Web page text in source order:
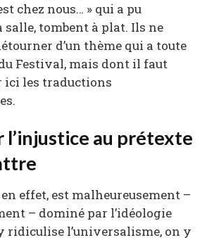
chez nous… » qui a pu
salle, tombent à plat. Ils ne
d’un thème qui a toute
Festival, mais dont il faut
ici les traductions
l’injustice au prétexte
en effet, est malheureusement –
– dominé par l’idéologie
ridiculise l’universalisme, on y